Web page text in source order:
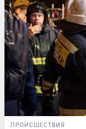
ПРОИСШЕСТВИЯ